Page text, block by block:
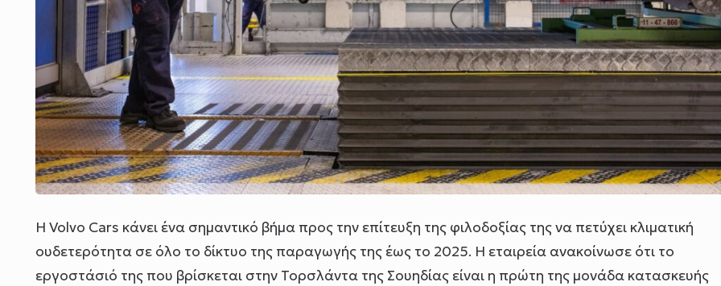
Η Volvo Cars κάνει ένα σημαντικό βήμα προς την επίτευξη της φιλοδοξίας της να πετύχει κλιματική
ουδετερότητα σε όλο το δίκτυο της παραγωγής της έως το 2025. Η εταιρεία ανακοίνωσε ότι το
εργοστάσιό της που βρίσκεται στην Τορσλάντα της Σουηδίας είναι η πρώτη της μονάδα κατασκευής